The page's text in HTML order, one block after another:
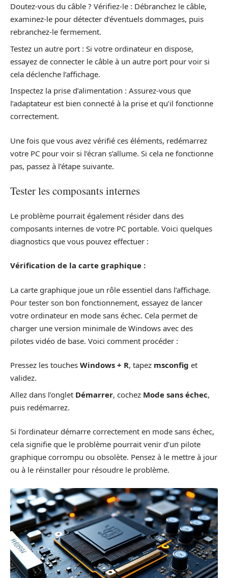
Doutez-vous du câble ? Vérifiez-le : Débranchez le câble,
examinez-le pour détecter d’éventuels dommages, puis
rebranchez-le fermement.
Testez un autre port : Si votre ordinateur en dispose,
essayez de connecter le câble à un autre port pour voir si
cela déclenche l’affichage.
Inspectez la prise d’alimentation : Assurez-vous que
l’adaptateur est bien connecté à la prise et qu’il fonctionne
correctement.
Une fois que vous avez vérifié ces éléments, redémarrez
votre PC pour voir si l’écran s’allume. Si cela ne fonctionne
pas, passez à l’étape suivante.
Tester les composants internes
Le problème pourrait également résider dans des
composants internes de votre PC portable. Voici quelques
diagnostics que vous pouvez effectuer :
Vérification de la carte graphique :
La carte graphique joue un rôle essentiel dans l’affichage.
Pour tester son bon fonctionnement, essayez de lancer
votre ordinateur en mode sans échec. Cela permet de
charger une version minimale de Windows avec des
pilotes vidéo de base. Voici comment procéder :
Pressez les touches Windows + R, tapez msconfig et
validez.
Allez dans l’onglet Démarrer, cochez Mode sans échec,
puis redémarrez.
Si l’ordinateur démarre correctement en mode sans échec,
cela signifie que le problème pourrait venir d’un pilote
graphique corrompu ou obsolète. Pensez à le mettre à jour
ou à le réinstaller pour résoudre le problème.